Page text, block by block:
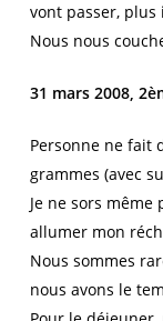
vont passer,
Nous nous
31 mars 2008,
Personne ne fait
grammes (avec
Je ne sors même
allumer mon
Nous sommes
nous avons le